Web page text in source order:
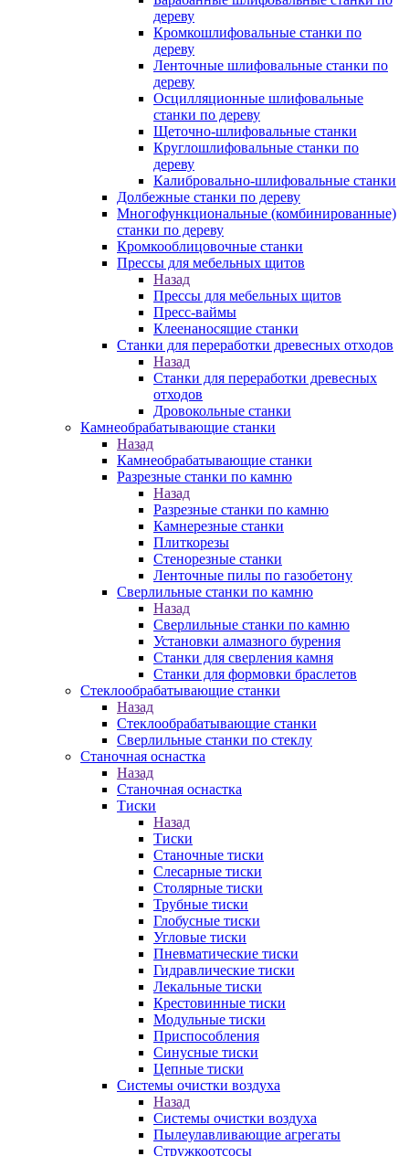
дереву
Кромкошлифовальные станки по
дереву
Ленточные шлифовальные станки по
дереву
Осцилляционные шлифовальные
станки по дереву
Щеточно-шлифовальные станки
Круглошлифовальные станки по
дереву
Калибровально-шлифовальные станки
Долбежные станки по дереву
Многофункциональные (комбинированные)
станки по дереву
Кромкооблицовочные станки
Прессы для мебельных щитов
Назад
Прессы для мебельных щитов
Пресс-ваймы
Клеенаносящие станки
Станки для переработки древесных отходов
Назад
Станки для переработки древесных
отходов
Дровокольные станки
Камнеобрабатывающие станки
Назад
Камнеобрабатывающие станки
Разрезные станки по камню
Назад
Разрезные станки по камню
Камнерезные станки
Плиткорезы
Стенорезные станки
Ленточные пилы по газобетону
Сверлильные станки по камню
Назад
Сверлильные станки по камню
Установки алмазного бурения
Станки для сверления камня
Станки для формовки браслетов
Стеклообрабатывающие станки
Назад
Стеклообрабатывающие станки
Сверлильные станки по стеклу
Станочная оснастка
Назад
Станочная оснастка
Тиски
Назад
Тиски
Станочные тиски
Слесарные тиски
Столярные тиски
Трубные тиски
Глобусные тиски
Угловые тиски
Пневматические тиски
Гидравлические тиски
Лекальные тиски
Крестовинные тиски
Модульные тиски
Приспособления
Синусные тиски
Цепные тиски
Системы очистки воздуха
Назад
Системы очистки воздуха
Пылеулавливающие агрегаты
Стружкоотсосы